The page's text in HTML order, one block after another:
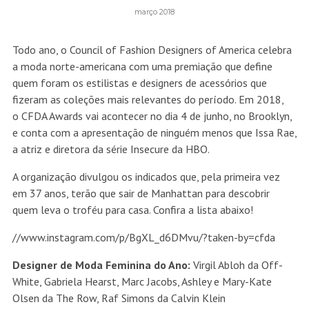
março 2018
Todo ano, o Council of Fashion Designers of America celebra
a moda norte-americana com uma premiação que define
quem foram os estilistas e designers de acessórios que
fizeram as coleções mais relevantes do período. Em 2018,
o CFDA Awards vai acontecer no dia 4 de junho, no Brooklyn,
e conta com a apresentação de ninguém menos que Issa Rae,
a atriz e diretora da série Insecure da HBO.
A organização divulgou os indicados que, pela primeira vez
em 37 anos, terão que sair de Manhattan para descobrir
quem leva o troféu para casa. Confira a lista abaixo!
//www.instagram.com/p/BgXL_d6DMvu/?taken-by=cfda
Designer de Moda Feminina do Ano: Virgil Abloh da Off-
White, Gabriela Hearst, Marc Jacobs, Ashley e Mary-Kate
Olsen da The Row, Raf Simons da Calvin Klein